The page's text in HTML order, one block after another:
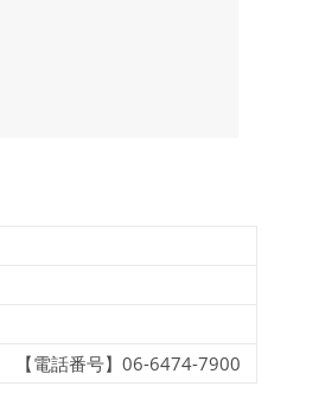
【電話番号】06-6474-7900